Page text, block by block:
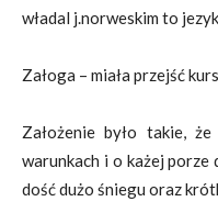
władal j.norweskim to
Załoga – miała przejść
Założenie było takie,
warunkach i o każej porze
dość dużo śniegu oraz